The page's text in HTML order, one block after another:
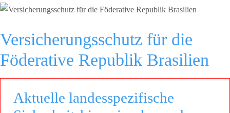
Versicherungsschutz für die
Föderative Republik Brasilien
Aktuelle landesspezifische